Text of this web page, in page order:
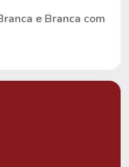
e Branca com